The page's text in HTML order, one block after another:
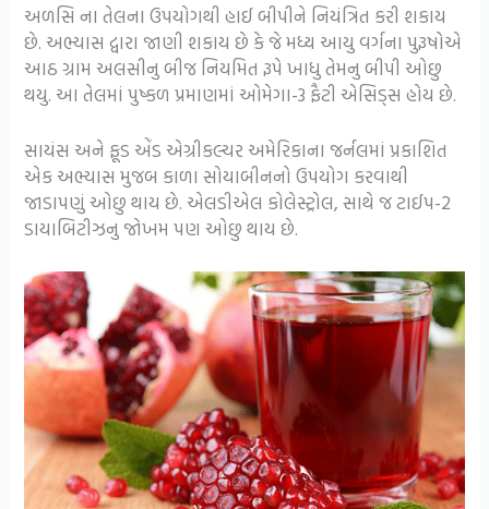
અળસિ ના તેલના ઉપયોગથી હાઈ બીપીને નિયંત્રિત કરી શકાય
છે. અભ્યાસ દ્વારા જાણી શકાય છે કે જે મધ્ય આયુ વર્ગના પુરૂષોએ
આઠ ગ્રામ અલસીનુ બીજ નિયમિત રૂપે ખાધુ તેમનુ બીપી ઓછુ
થયુ. આ તેલમાં પુષ્કળ પ્રમાણમાં ઓમેગા-3 ફૈટી એસિડ્સ હોય છે.
સાયંસ અને ફૂડ એંડ એગ્રીકલ્ચર અમેરિકાના જર્નલમાં પ્રકાશિત
એક અભ્યાસ મુજબ કાળા સોયાબીનનો ઉપયોગ કરવાથી
જાડાપણું ઓછુ થાય છે. એલડીએલ કોલેસ્ટ્રોલ, સાથે જ ટાઈપ-2
ડાયાબિટીઝનુ જોખમ પણ ઓછુ થાય છે.